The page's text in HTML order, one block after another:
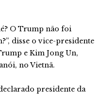
O Trump não foi
disse o vice-presidente
e Kim Jong Un,
no Vietnã.
presidente da